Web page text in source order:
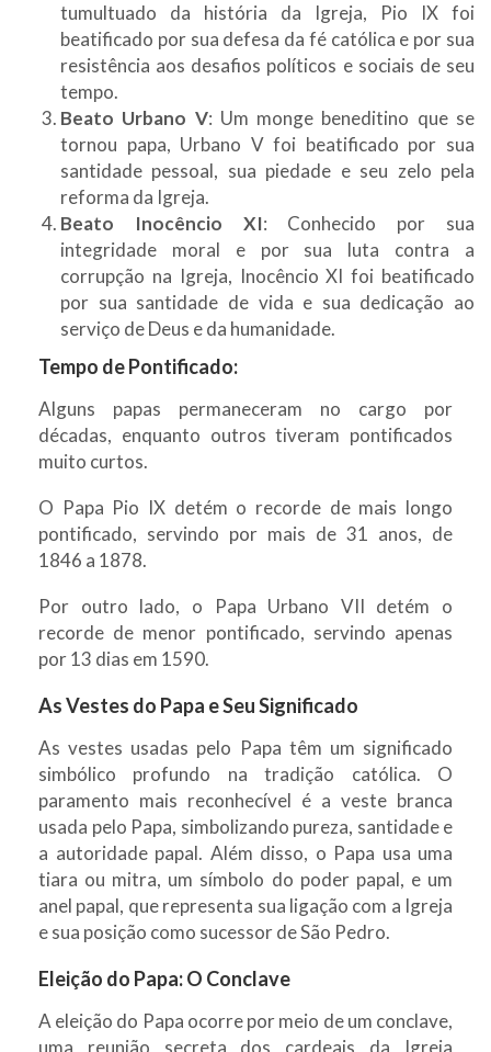
tumultuado da história da Igreja, Pio IX foi
beatificado por sua defesa da fé católica e por sua
resistência aos desafios políticos e sociais de seu
tempo.
Beato Urbano V: Um monge beneditino que se
tornou papa, Urbano V foi beatificado por sua
santidade pessoal, sua piedade e seu zelo pela
reforma da Igreja.
Beato Inocêncio XI: Conhecido por sua
integridade moral e por sua luta contra a
corrupção na Igreja, Inocêncio XI foi beatificado
por sua santidade de vida e sua dedicação ao
serviço de Deus e da humanidade.
Tempo de Pontificado:
Alguns papas permaneceram no cargo por
décadas, enquanto outros tiveram pontificados
muito curtos.
O Papa Pio IX detém o recorde de mais longo
pontificado, servindo por mais de 31 anos, de
1846 a 1878.
Por outro lado, o Papa Urbano VII detém o
recorde de menor pontificado, servindo apenas
por 13 dias em 1590.
As Vestes do Papa e Seu Significado
As vestes usadas pelo Papa têm um significado
simbólico profundo na tradição católica. O
paramento mais reconhecível é a veste branca
usada pelo Papa, simbolizando pureza, santidade e
a autoridade papal. Além disso, o Papa usa uma
tiara ou mitra, um símbolo do poder papal, e um
anel papal, que representa sua ligação com a Igreja
e sua posição como sucessor de São Pedro.
Eleição do Papa: O Conclave
A eleição do Papa ocorre por meio de um conclave,
uma reunião secreta dos cardeais da Igreja